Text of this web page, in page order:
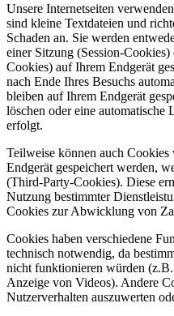
Unsere Internetseiten
sind kleine Textdateien und
Schaden an. Sie werden
einer Sitzung (Session-
Cookies) auf Ihrem Endgerät
nach Ende Ihres Besuchs
bleiben auf Ihrem Endgerät
löschen oder eine
erfolgt.
Teilweise können auch
Endgerät gespeichert werden,
(Third-Party-Cookies). Diese
Nutzung bestimmter
Cookies zur Abwicklung von
Cookies haben verschiedene
technisch notwendig, da
nicht funktionieren würden
Anzeige von Videos). Andere
Nutzerverhalten auszuwerten